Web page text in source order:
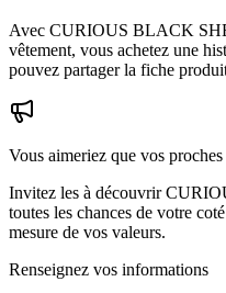
Avec CURIOUS BLACK
vêtement, vous achetez une
pouvez partager la fiche
Vous aimeriez que vos
Invitez les à découvrir
toutes les chances de votre
mesure de vos valeurs.
Renseignez vos informations